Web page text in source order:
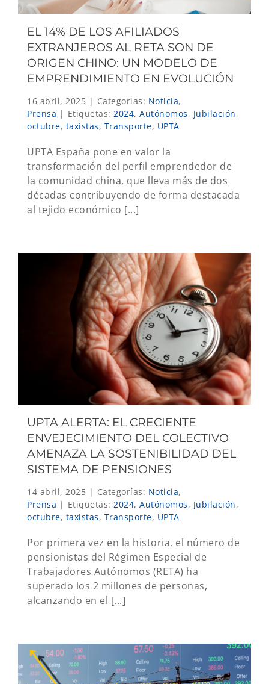
EL 14% DE LOS AFILIADOS
EXTRANJEROS AL RETA SON DE
ORIGEN CHINO: UN MODELO DE
EMPRENDIMIENTO EN EVOLUCIÓN
16 abril, 2025 | Categorías: Noticia,
Prensa | Etiquetas: 2024, Autónomos, Jubilación,
octubre, taxistas, Transporte, UPTA
UPTA España pone en valor la
transformación del perfil emprendedor de
la comunidad china, que lleva más de dos
décadas contribuyendo de forma destacada
al tejido económico [...]
UPTA ALERTA: EL CRECIENTE
ENVEJECIMIENTO DEL COLECTIVO
AMENAZA LA SOSTENIBILIDAD DEL
SISTEMA DE PENSIONES
14 abril, 2025 | Categorías: Noticia,
Prensa | Etiquetas: 2024, Autónomos, Jubilación,
octubre, taxistas, Transporte, UPTA
Por primera vez en la historia, el número de
pensionistas del Régimen Especial de
Trabajadores Autónomos (RETA) ha
superado los 2 millones de personas,
alcanzando en el [...]